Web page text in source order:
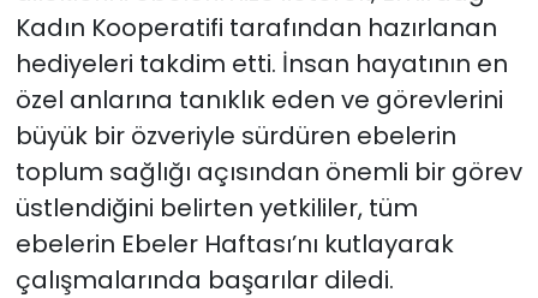
Kadın Kooperatifi tarafından hazırlanan
hediyeleri takdim etti. İnsan hayatının en
özel anlarına tanıklık eden ve görevlerini
büyük bir özveriyle sürdüren ebelerin
toplum sağlığı açısından önemli bir görev
üstlendiğini belirten yetkililer, tüm
ebelerin Ebeler Haftası’nı kutlayarak
çalışmalarında başarılar diledi.